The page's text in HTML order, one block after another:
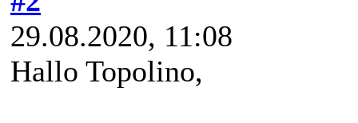
29.08.2020, 11:08
Hallo Topolino,